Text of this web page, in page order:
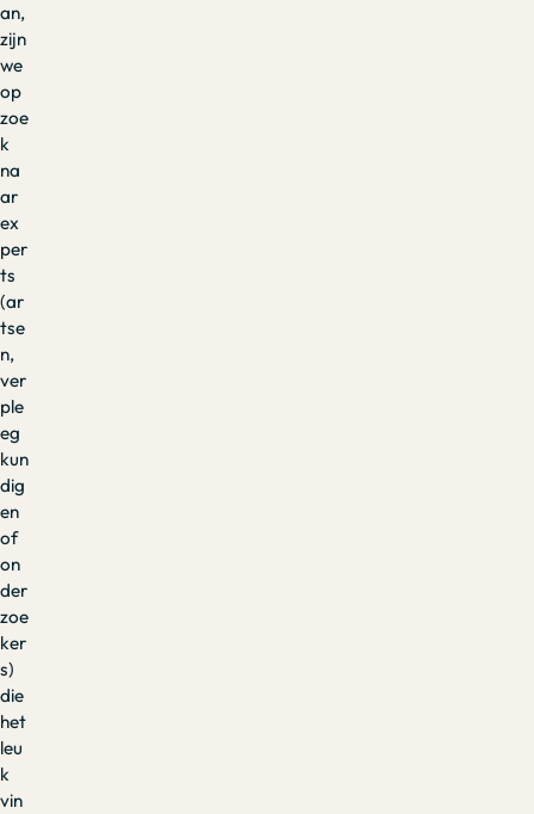
an,
zijn
we
op
zoe
k
na
ar
ex
per
ts
(ar
tse
n,
ver
ple
eg
kun
dig
en
of
on
der
zoe
ker
s)
die
het
leu
k
vin